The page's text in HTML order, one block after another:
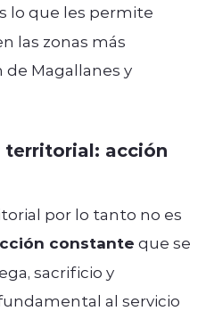
lo que les permite
las zonas más
de Magallanes y
territorial: acción
por lo tanto no es
constante que se
sacrificio y
al servicio